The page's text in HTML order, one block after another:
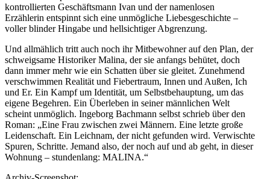
kontrollierten Geschäftsmann Ivan und der namenlosen
Erzählerin entspinnt sich eine unmögliche Liebesgeschichte –
voller blinder Hingabe und hellsichtiger Abgrenzung.
Und allmählich tritt auch noch ihr Mitbewohner auf den Plan, der
schweigsame Historiker Malina, der sie anfangs behütet, doch
dann immer mehr wie ein Schatten über sie gleitet. Zunehmend
verschwimmen Realität und Fiebertraum, Innen und Außen, Ich
und Er. Ein Kampf um Identität, um Selbstbehauptung, um das
eigene Begehren. Ein Überleben in seiner männlichen Welt
scheint unmöglich. Ingeborg Bachmann selbst schrieb über den
Roman: „Eine Frau zwischen zwei Männern. Eine letzte große
Leidenschaft. Ein Leichnam, der nicht gefunden wird. Verwischte
Spuren, Schritte. Jemand also, der noch auf und ab geht, in dieser
Wohnung – stundenlang: MALINA.“